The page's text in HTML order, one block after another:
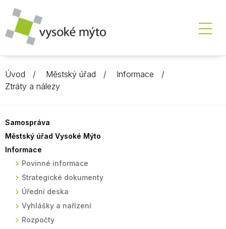
Úvod Městský úřad
Informace
Ztráty a nálezy
Samospráva
Městský úřad Vysoké Mýto
Informace
Povinné informace
Strategické dokumenty
Úřední deska
Vyhlášky a nařízení
Rozpočty